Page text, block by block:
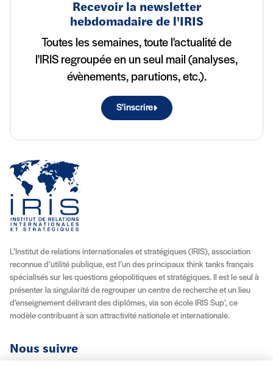
Recevoir la newsletter
hebdomadaire de l'IRIS
Toutes les semaines, toute l'actualité de
l'IRIS regroupée en un seul mail (analyses,
évènements, parutions, etc.).
S'inscrire
L’Institut de relations internationales et stratégiques (IRIS), association
reconnue d’utilité publique, est l’un des principaux think tanks français
spécialisés sur les questions géopolitiques et stratégiques. Il est le seul à
présenter la singularité de regrouper un centre de recherche et un lieu
d’enseignement délivrant des diplômes, via son école IRIS Sup’, ce
modèle contribuant à son attractivité nationale et internationale.
Nous suivre